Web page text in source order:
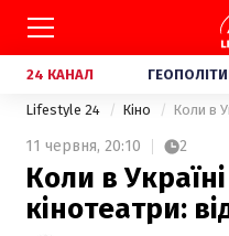
24 КАНАЛ
Lifestyle 24 Кіно
11 червня, 20:10 2
Коли в
кінотеатри: